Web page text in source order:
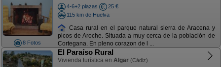
8 Fotos
4-6+2 plazas
25 €
115 km de Huelva
Casa rural en el parque natural sierra de Aracena y
picos de Aroche. Situada a muy cerca de la población de
Cortegana. En pleno corazon de l ...
El Paraíso Rural
Vivienda turística en Algar (Cádiz)